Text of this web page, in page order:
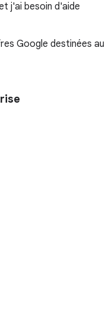
j'ai besoin d'aide
Google destinées au